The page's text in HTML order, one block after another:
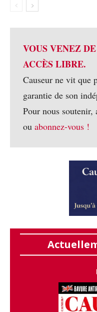
VOUS VENEZ
ACCÈS LIBRE.
Causeur ne vit que
garantie de son
Pour nous soutenir,
ou abonnez-vous !